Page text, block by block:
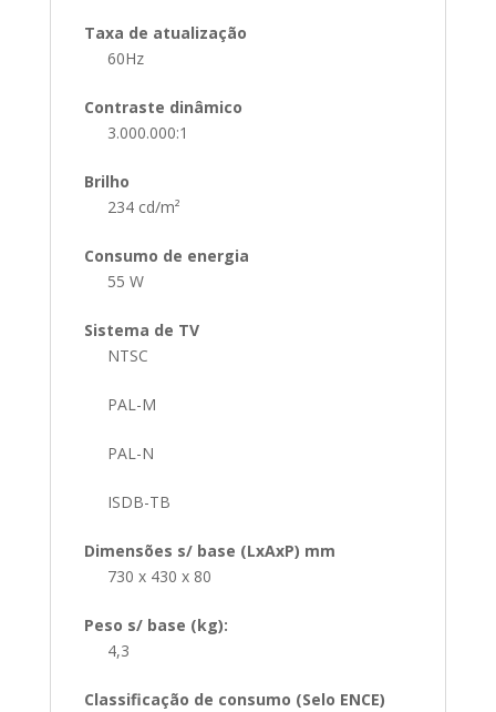
Taxa de atualização
60Hz
Contraste dinâmico
3.000.000:1
Brilho
234 cd/m²
Consumo de energia
55 W
Sistema de TV
NTSC
PAL-M
PAL-N
ISDB-TB
Dimensões s/ base (LxAxP) mm
730 x 430 x 80
Peso s/ base (kg):
4,3
Classificação de consumo (Selo ENCE)